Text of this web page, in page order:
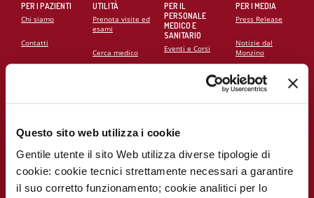
Questo sito web utilizza i cookie
Gentile utente il sito Web utilizza diverse tipologie di
cookie: cookie tecnici strettamente necessari a garantire
il suo corretto funzionamento; cookie analitici per lo
PER I PAZIENTI
Chi siamo
Contatti
Carta dei servizi
UTILITÀ
Prenota visite ed
esami
Cerca medico
Monzino
Lavora con noi
PER IL
PERSONALE
MEDICO E
SANITARIO
Eventi e Corsi
PER I
Report
La ricerca al
PER I MEDIA
Press Release
Notizie dal
Monzino
Campagna
La settimana